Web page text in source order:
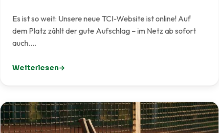
Es ist so weit: Unsere neue TCI-Website ist online! Auf
dem Platz zählt der gute Aufschlag – im Netz ab sofort
auch.…
Weiterlesen
: Unsere neue Website ist live!